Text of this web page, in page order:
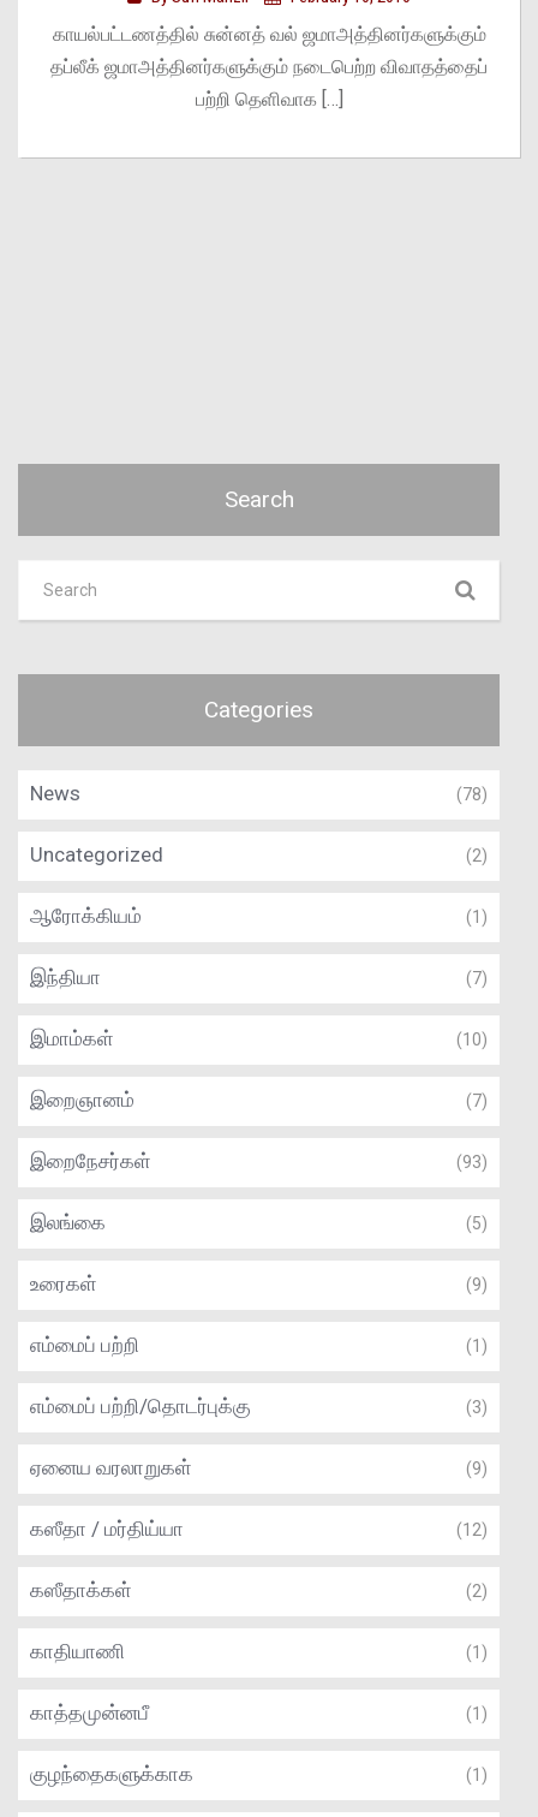
காயல்பட்டணத்தில் சுன்னத் வல் ஜமாஅத்தினர்களுக்கும்
தப்லீக் ஜமாஅத்தினர்களுக்கும் நடைபெற்ற விவாதத்தைப்
பற்றி தெளிவாக […]
Search
Categories
News (78)
Uncategorized (2)
ஆரோக்கியம் (1)
இந்தியா (7)
இமாம்கள் (10)
இறைஞானம் (7)
இறைநேசர்கள் (93)
இலங்கை (5)
உரைகள் (9)
எம்மைப் பற்றி (1)
எம்மைப் பற்றி/தொடர்புக்கு (3)
ஏனைய வரலாறுகள் (9)
கஸீதா / மர்திய்யா (12)
கஸீதாக்கள் (2)
காதியாணி (1)
காத்தமுன்னபீ (1)
குழந்தைகளுக்காக (1)